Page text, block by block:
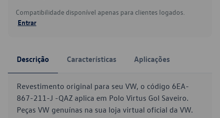
Compatibilidade disponível apenas para clientes logados.
Entrar
Descrição Características Aplicações
Revestimento original para seu VW, o código 6EA-
867-211-J -QAZ aplica em Polo Virtus Gol Saveiro.
Peças VW genuínas na sua loja virtual oficial da VW.